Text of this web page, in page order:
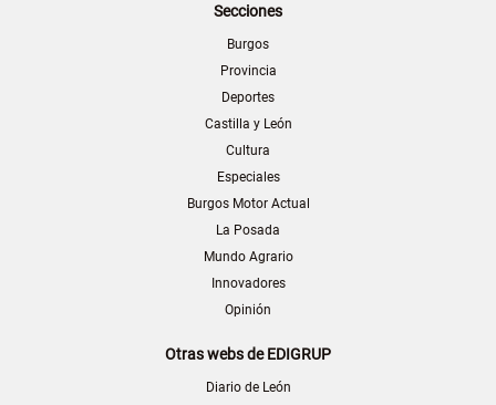
Secciones
Burgos
Provincia
Deportes
Castilla y León
Cultura
Especiales
Burgos Motor Actual
La Posada
Mundo Agrario
Innovadores
Opinión
Otras webs de EDIGRUP
Diario de León